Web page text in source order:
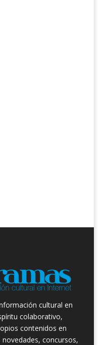
cultural en
colaborativo,
contenidos en
concursos,